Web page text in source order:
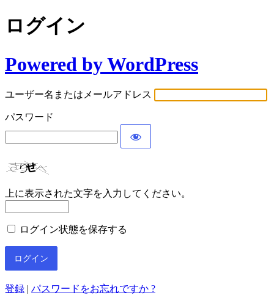
ログイン
Powered by WordPress
ユーザー名またはメールアドレス
パスワード
上に表示された文字を入力してください。
ログイン状態を保存する
登録 | パスワードをお忘れですか ?